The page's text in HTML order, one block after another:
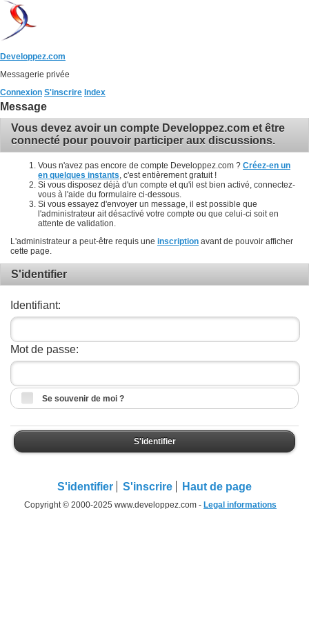
Developpez.com
Messagerie privée
Connexion S'inscrire Index
Message
Vous devez avoir un compte Developpez.com et être
connecté pour pouvoir participer aux discussions.
Vous n'avez pas encore de compte Developpez.com ? Créez-en un
en quelques instants , c'est entièrement gratuit !
Si vous disposez déjà d'un compte et qu'il est bien activé, connectez-
vous à l'aide du formulaire ci-dessous.
Si vous essayez d'envoyer un message, il est possible que
l'administrateur ait désactivé votre compte ou que celui-ci soit en
attente de validation.
L'administrateur a peut-être requis une inscription avant de pouvoir afficher
cette page.
S'identifier
Identifiant:
Mot de passe:
Se souvenir de moi ?
S'identifier
S'identifier S'inscrire Haut de page
Copyright © 2000-2025 www.developpez.com - Legal informations